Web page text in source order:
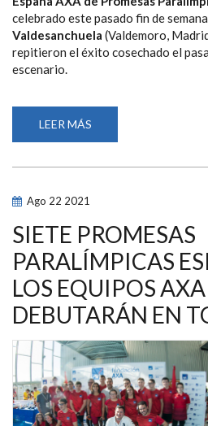
celebrado este pasado fin de
Valdesanchuela (Valdemoro,
repitieron el éxito cosechado el
escenario.
LEER MÁS
DMYTRIV,
ALHAMBRA
PODIO
EN
EDICIÓN
2022
DEL
CAMPEONATO
AXA
DE
PARALÍMPICAS
DE
NATACIÓN
Ago 22 2021
SIETE PROMESAS
PARALÍMPICAS
LOS EQUIPOS
DEBUTARÁN EN